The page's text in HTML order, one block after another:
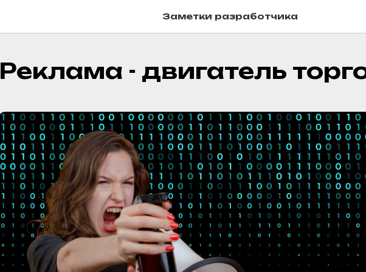
Заметки разработчика
Реклама - двигатель